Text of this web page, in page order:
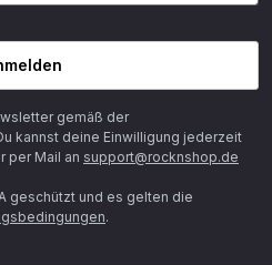
gemäß der
kannst deine Einwilligung jederzeit
per Mail an support@rocknshop.de
geschützt und es gelten die
.